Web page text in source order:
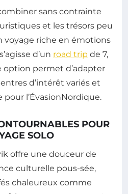
sans contrainte
et les trésors peu
voyage riche en émotions
d’un road trip de 7,
option permet d’adapter
d’intérêt variés et
pour l’ÉvasionNordique.
POUR
SOLO
offre une douceur de
culturelle pous-sée,
chaleureux comme